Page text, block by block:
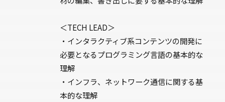
＜TECH LEAD＞
・インタラクティブ系コンテンツの開発に
必要となるプログラミング言語の基本的な
理解
・インフラ、ネットワーク通信に関する基
本的な理解